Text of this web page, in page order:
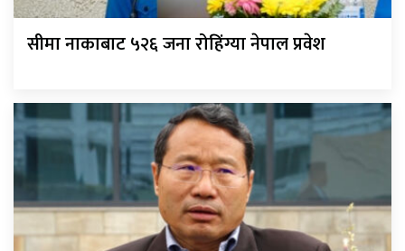
सीमा नाकाबाट ५२६ जना रोहिंग्या नेपाल प्रवेश